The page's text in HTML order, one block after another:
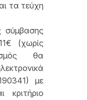
τα τεύχη
σύμβασης
(χωρίς
θα
με
κριτήριο